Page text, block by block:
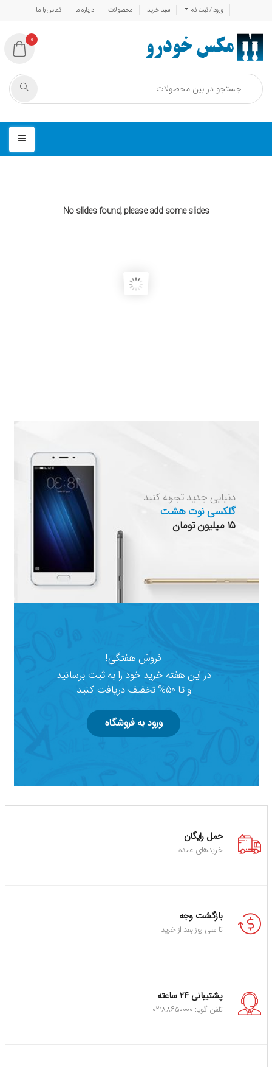
ورود / ثبت نام سبد خرید محصولات درباره ما تماس با ما
0
No slides found, please add some slides
دنیایی جدید تجربه کنید
گلکسی نوت هشت
۱۵ میلیون تومان
فروش هفتگی!
در این هفته خرید خود را به ثبت برسانید
و تا ۵۰% تخفیف دریافت کنید
ورود به فروشگاه
حمل رایگان
خریدهای عمده
بازگشت وجه
تا سی روز بعد از خرید
پشتیبانی ۲۴ ساعته
تلفن گویا: ۰۲۱۸۸۶۵۰۰۰۰